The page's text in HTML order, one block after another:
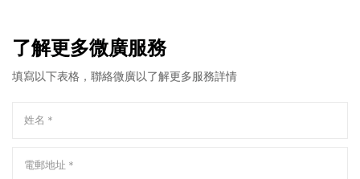
了解更多微廣服務
填寫以下表格，聯絡微廣以了解更多服務詳情